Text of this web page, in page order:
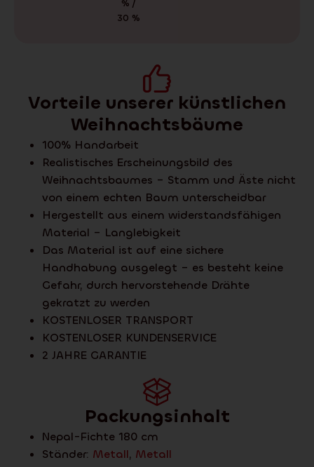
% /
30 %
Vorteile unserer künstlichen
Weihnachtsbäume
100% Handarbeit
Realistisches Erscheinungsbild des
Weihnachtsbaumes – Stamm und Äste nicht
von einem echten Baum unterscheidbar
Hergestellt aus einem widerstandsfähigen
Material – Langlebigkeit
Das Material ist auf eine sichere
Handhabung ausgelegt – es besteht keine
Gefahr, durch hervorstehende Drähte
gekratzt zu werden
KOSTENLOSER TRANSPORT
KOSTENLOSER KUNDENSERVICE
2 JAHRE GARANTIE
Packungsinhalt
Nepal-Fichte 180 cm
Ständer: Metall, Metall